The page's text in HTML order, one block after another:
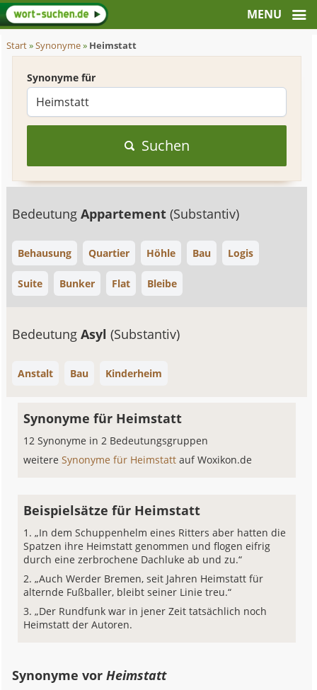
Start»Synonyme» Heimstatt
Synonyme für
Suchen
BedeutungAppartement(Substantiv)
Behausung Quartier Höhle Bau Logis
Suite Bunker Flat Bleibe
BedeutungAsyl(Substantiv)
Anstalt Bau Kinderheim
Synonyme für Heimstatt
12 Synonyme in 2 Bedeutungsgruppen
weitereSynonyme für Heimstattauf Woxikon.de
Beispielsätze für Heimstatt
„In dem Schuppenhelm eines Ritters aber hatten die
Spatzen ihre Heimstatt genommen und flogen eifrig
durch eine zerbrochene Dachluke ab und zu.“
„Auch Werder Bremen, seit Jahren Heimstatt für
alternde Fußballer, bleibt seiner Linie treu.“
„Der Rundfunk war in jener Zeit tatsächlich noch
Heimstatt der Autoren.
Synonyme vorHeimstatt